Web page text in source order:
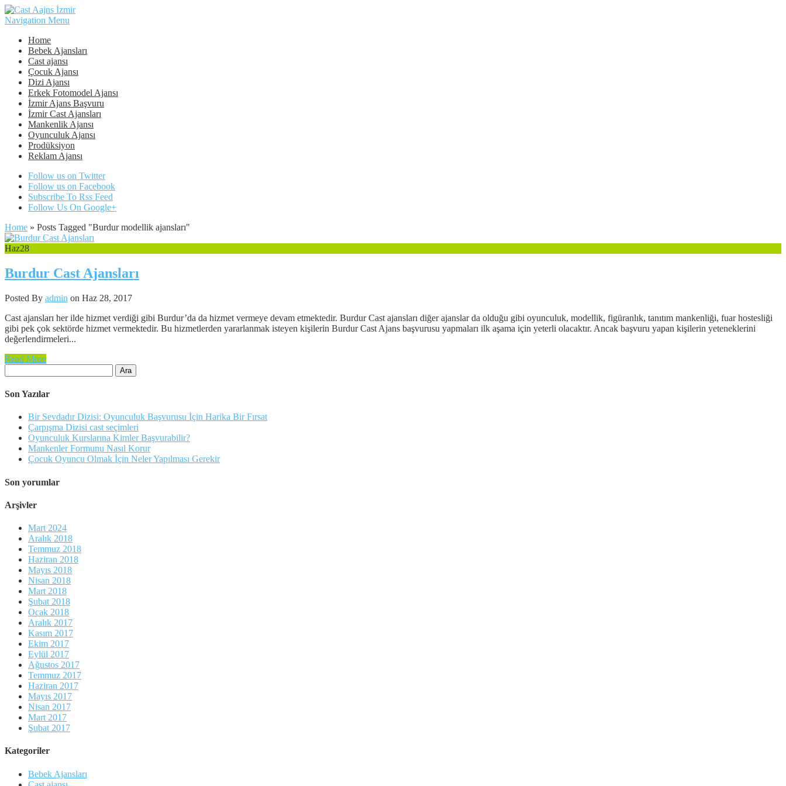
Navigation Menu
Home
Bebek Ajansları
Cast ajansı
Çocuk Ajansı
Dizi Ajansı
Erkek Fotomodel Ajansı
İzmir Ajans Başvuru
İzmir Cast Ajansları
Mankenlik Ajansı
Oyunculuk Ajansı
Prodüksiyon
Reklam Ajansı
Follow us on Twitter
Follow us on Facebook
Subscribe To Rss Feed
Follow Us On Google+
Home » Posts Tagged "Burdur modellik ajansları"
Haz28
Burdur Cast Ajansları
Posted By admin on Haz 28, 2017
Cast ajansları her ilde hizmet verdiği gibi Burdur’da da hizmet vermeye devam etmektedir. Burdur Cast ajansları diğer ajanslar da olduğu gibi oyunculuk, modellik, figüranlık, tanıtım mankenliği, fuar hostesliği
gibi pek çok sektörde hizmet vermektedir. Bu hizmetlerden yararlanmak isteyen kişilerin Burdur Cast Ajans başvurusu yapmaları ilk aşama için yeterli olacaktır. Ancak başvuru yapan kişilerin yeteneklerini
değerlendirmeleri...
Read More
Son Yazılar
Bir Sevdadır Dizisi: Oyunculuk Başvurusu İçin Harika Bir Fırsat
Çarpışma Dizisi cast seçimleri
Oyunculuk Kurslarına Kimler Başvurabilir?
Mankenler Formunu Nasıl Korur
Çocuk Oyuncu Olmak İçin Neler Yapılması Gerekir
Son yorumlar
Arşivler
Mart 2024
Aralık 2018
Temmuz 2018
Haziran 2018
Mayıs 2018
Nisan 2018
Mart 2018
Şubat 2018
Ocak 2018
Aralık 2017
Kasım 2017
Ekim 2017
Eylül 2017
Ağustos 2017
Temmuz 2017
Haziran 2017
Mayıs 2017
Nisan 2017
Mart 2017
Şubat 2017
Kategoriler
Bebek Ajansları